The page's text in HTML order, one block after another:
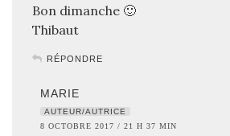
Bon dimanche 🙂
Thibaut
RÉPONDRE
MARIE
AUTEUR/AUTRICE
8 OCTOBRE 2017 / 21 H 37 MIN